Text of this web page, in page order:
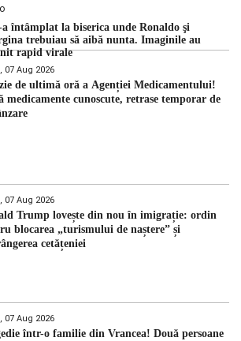
a întâmplat la biserica unde Ronaldo şi
trebuiau să aibă nunta. Imaginile au
rapid virale
07 Aug 2026
de ultimă oră a Agenției Medicamentului!
medicamente cunoscute, retrase temporar de
07 Aug 2026
Trump lovește din nou în imigrație: ordin
blocarea „turismului de naștere” și
cetățeniei
07 Aug 2026
într-o familie din Vrancea! Două persoane